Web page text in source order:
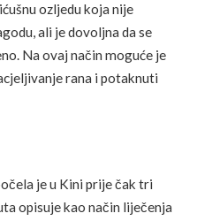
ozljedu koja nije
ali je dovoljna da se
Na ovaj način moguće je
rana i potaknuti
je u Kini prije čak tri
opisuje kao način liječenja